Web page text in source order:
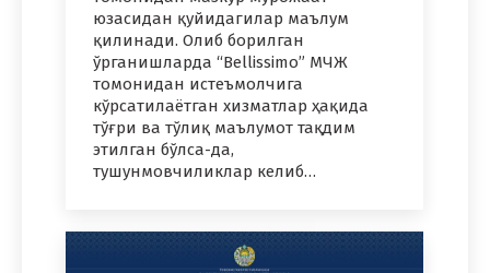
юзасидан қуйидагилар маълум
қилинади. Олиб борилган
ўрганишларда “Bellissimo” МЧЖ
томонидан истеъмолчига
кўрсатилаётган хизматлар ҳақида
тўғри ва тўлиқ маълумот тақдим
этилган бўлса-да,
тушунмовчиликлар келиб…